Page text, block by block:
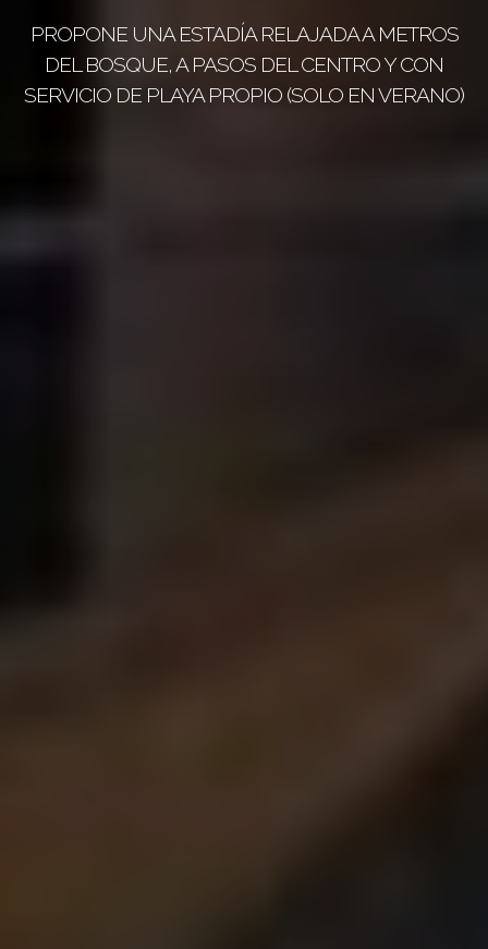
PROPONE UNA ESTADÍA RELAJADA A METROS
DEL BOSQUE, A PASOS DEL CENTRO Y CON
SERVICIO DE PLAYA PROPIO (SOLO EN VERANO)
ESTAR, COMEDOR, COCINA, DORMITORIO,
BAÑO, BALCÓN Y ASADOR